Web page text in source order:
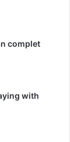
complet
with